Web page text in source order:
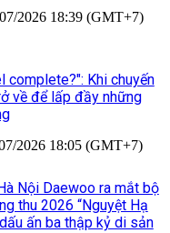
2026 18:39 (GMT+7)
complete?": Khi chuyến
về để lấp đầy những
2026 18:05 (GMT+7)
Nội Daewoo ra mắt bộ
thu 2026 “Nguyệt Hạ
ấn ba thập kỷ di sản